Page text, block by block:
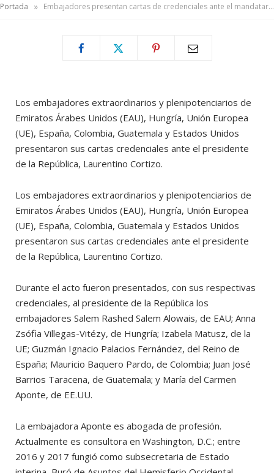
Portada » Embajadores presentan cartas de credenciales ante el mandatario Laurentino Cortizo Cohen
Los embajadores extraordinarios y plenipotenciarios de
Emiratos Árabes Unidos (EAU), Hungría, Unión Europea
(UE), España, Colombia, Guatemala y Estados Unidos
presentaron sus cartas credenciales ante el presidente
de la República, Laurentino Cortizo.
Los embajadores extraordinarios y plenipotenciarios de
Emiratos Árabes Unidos (EAU), Hungría, Unión Europea
(UE), España, Colombia, Guatemala y Estados Unidos
presentaron sus cartas credenciales ante el presidente
de la República, Laurentino Cortizo.
Durante el acto fueron presentados, con sus respectivas
credenciales, al presidente de la República los
embajadores Salem Rashed Salem Alowais, de EAU; Anna
Zsófia Villegas-Vitézy, de Hungría; Izabela Matusz, de la
UE; Guzmán Ignacio Palacios Fernández, del Reino de
España; Mauricio Baquero Pardo, de Colombia; Juan José
Barrios Taracena, de Guatemala; y María del Carmen
Aponte, de EE.UU.
La embajadora Aponte es abogada de profesión.
Actualmente es consultora en Washington, D.C.; entre
2016 y 2017 fungió como subsecretaria de Estado